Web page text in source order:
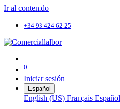
Ir al contenido
+34 93 424 62 25
0
Iniciar sesión
Español
English (US) Français Español